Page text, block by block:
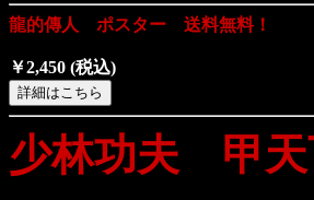
龍的傳人 ポスター 送料無料！
￥2,450 (税込)
少林功夫 甲